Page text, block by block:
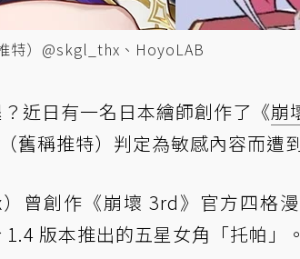
特）@skgl_thx、HoyoLAB
近日有一名日本繪師創作了《崩
舊稱推特）判定為敏感內容而遭
曾創作《崩壞 3rd》官方四格
1.4 版本推出的五星女角「托帕」。